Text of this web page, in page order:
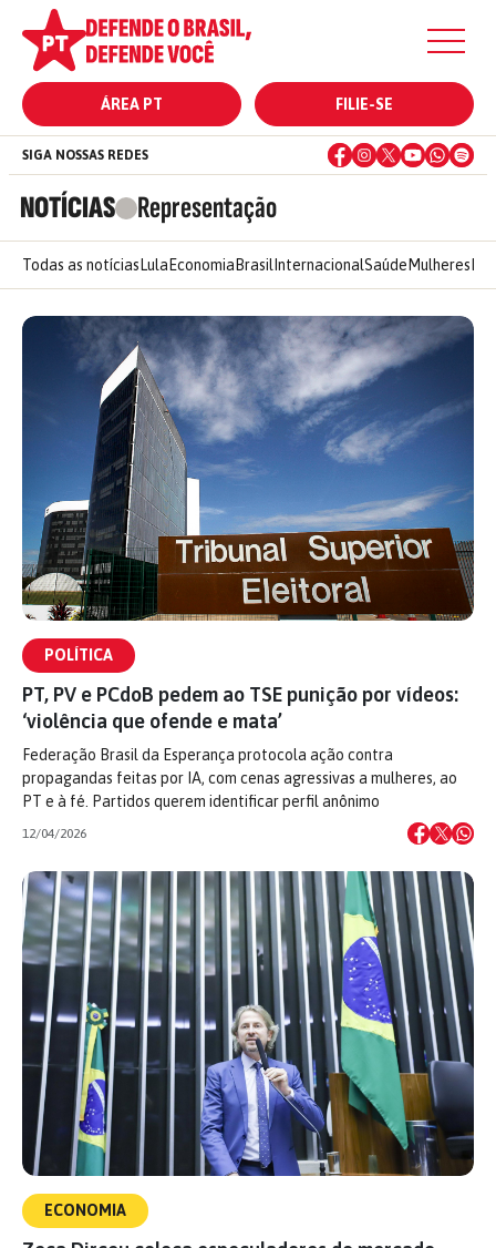
ÁREA PT FILIE-SE
NOTÍCIAS Representação
SIGA NOSSAS REDES
Todas as notícias Lula Economia Brasil InternacionalSaúde Mulheres
POLÍTICA
PT, PV e PCdoB pedem ao TSE punição por vídeos:
‘violência que ofende e mata’
Federação Brasil da Esperança protocola ação contra
propagandas feitas por IA, com cenas agressivas a mulheres, ao
PT e à fé. Partidos querem identificar perfil anônimo
12/04/2026
ECONOMIA